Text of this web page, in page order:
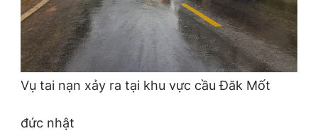
Theo dõi báo trên
Hotline
0906 645 777
Liên hệ quảng cáo
0908 780 404
Vụ tai nạn xảy ra tại khu vực cầu Đăk Mốt
đức nhật